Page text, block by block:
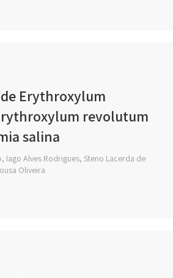
Erythroxylum
revolutum
salina
Iago Alves Rodrigues, Steno Lacerda de
Oliveira